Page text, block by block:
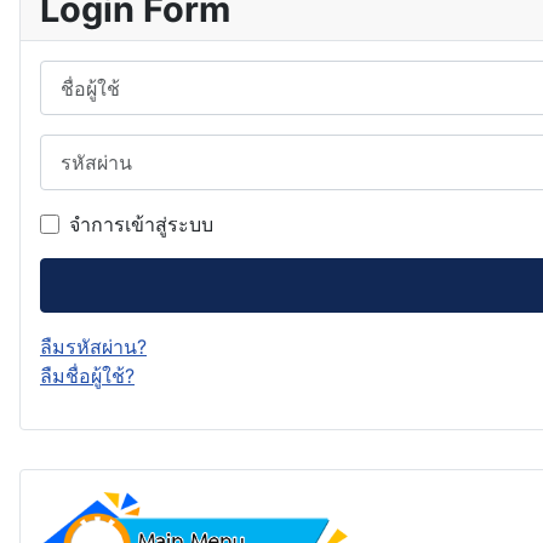
Login Form
ชื่อผู้ใช้
รหัสผ่าน
จำการเข้าสู่ระบบ
ลืมรหัสผ่าน?
ลืมชื่อผู้ใช้?